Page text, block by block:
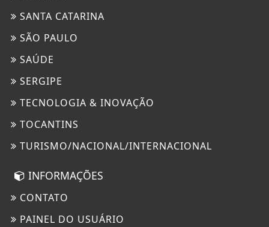
SANTA CATARINA
SÃO PAULO
SAÚDE
SERGIPE
TECNOLOGIA & INOVAÇÃO
TOCANTINS
TURISMO/NACIONAL/INTERNACIONAL
INFORMAÇÕES
CONTATO
PAINEL DO USUÁRIO